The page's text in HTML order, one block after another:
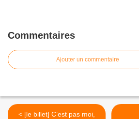
Commentaires
Ajouter un commentaire
< [le billet] C’est pas moi,